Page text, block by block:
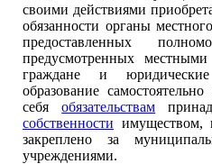
своими действиями
обязанности органы
предоставленных
предусмотренных местными
граждане и
образование
себяобязательствам
собственности имуществом,
закреплено за
учреждениями.